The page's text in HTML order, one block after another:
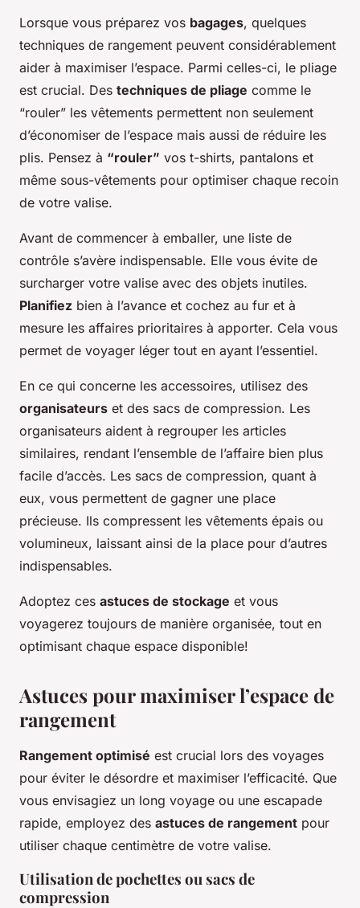
Lorsque vous préparez vos bagages, quelques
techniques de rangement peuvent considérablement
aider à maximiser l’espace. Parmi celles-ci, le pliage
est crucial. Des techniques de pliage comme le
“rouler” les vêtements permettent non seulement
d’économiser de l’espace mais aussi de réduire les
plis. Pensez à “rouler” vos t-shirts, pantalons et
même sous-vêtements pour optimiser chaque recoin
de votre valise.
Avant de commencer à emballer, une liste de
contrôle s’avère indispensable. Elle vous évite de
surcharger votre valise avec des objets inutiles.
Planifiez bien à l’avance et cochez au fur et à
mesure les affaires prioritaires à apporter. Cela vous
permet de voyager léger tout en ayant l’essentiel.
En ce qui concerne les accessoires, utilisez des
organisateurs et des sacs de compression. Les
organisateurs aident à regrouper les articles
similaires, rendant l’ensemble de l’affaire bien plus
facile d’accès. Les sacs de compression, quant à
eux, vous permettent de gagner une place
précieuse. Ils compressent les vêtements épais ou
volumineux, laissant ainsi de la place pour d’autres
indispensables.
Adoptez ces astuces de stockage et vous
voyagerez toujours de manière organisée, tout en
optimisant chaque espace disponible!
Astuces pour maximiser l’espace de
rangement
Rangement optimisé est crucial lors des voyages
pour éviter le désordre et maximiser l’efficacité. Que
vous envisagiez un long voyage ou une escapade
rapide, employez des astuces de rangement pour
utiliser chaque centimètre de votre valise.
Utilisation de pochettes ou sacs de
compression